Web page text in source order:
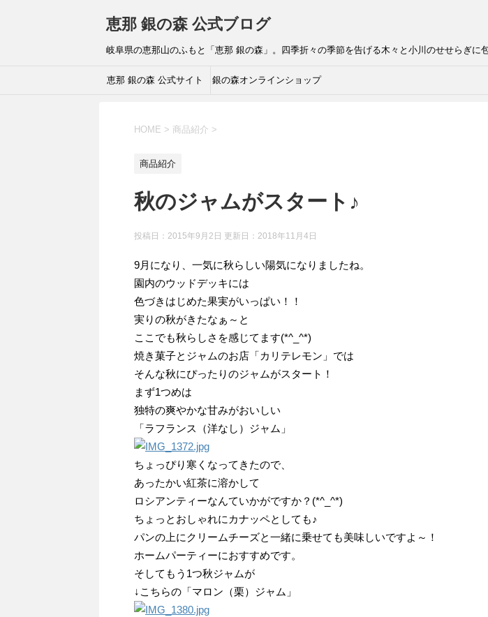
恵那 銀の森 公式ブログ
岐阜県の恵那山のふもと「恵那 銀の森」。四季折々の季節を告げる木々と小川のせせらぎ
恵那 銀の森 公式サイト 銀の森オンラインショップ
HOME > 商品紹介 >
商品紹介
秋のジャムがスタート♪
投稿日：2015年9月2日 更新日： 2018年11月4日
9月になり、一気に秋らしい陽気になりましたね。
園内のウッドデッキには
色づきはじめた果実がいっぱい！！
実りの秋がきたなぁ～と
ここでも秋らしさを感じてます(*^_^*)
焼き菓子とジャムのお店「カリテレモン」では
そんな秋にぴったりのジャムがスタート！
まず1つめは
独特の爽やかな甘みがおいしい
「ラフランス（洋なし）ジャム」
ちょっぴり寒くなってきたので、
あったかい紅茶に溶かして
ロシアンティーなんていかがですか？(*^_^*)
ちょっとおしゃれにカナッペとしても♪
パンの上にクリームチーズと一緒に乗せても美味しいですよ～！
ホームパーティーにおすすめです。
そしてもう1つ秋ジャムが
↓こちらの「マロン（栗）ジャム」